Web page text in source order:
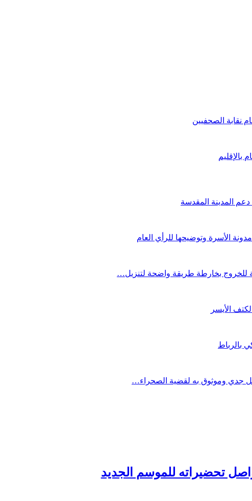
نقابة الصحفيين
بالإقليم
المدينة المقدسة
الأسرة وتوضيحها للرأي العام
الأيسر
بالرباط
جدي وموثوق به لقضية الصحراء…
تحضيراته للموسم الجديد